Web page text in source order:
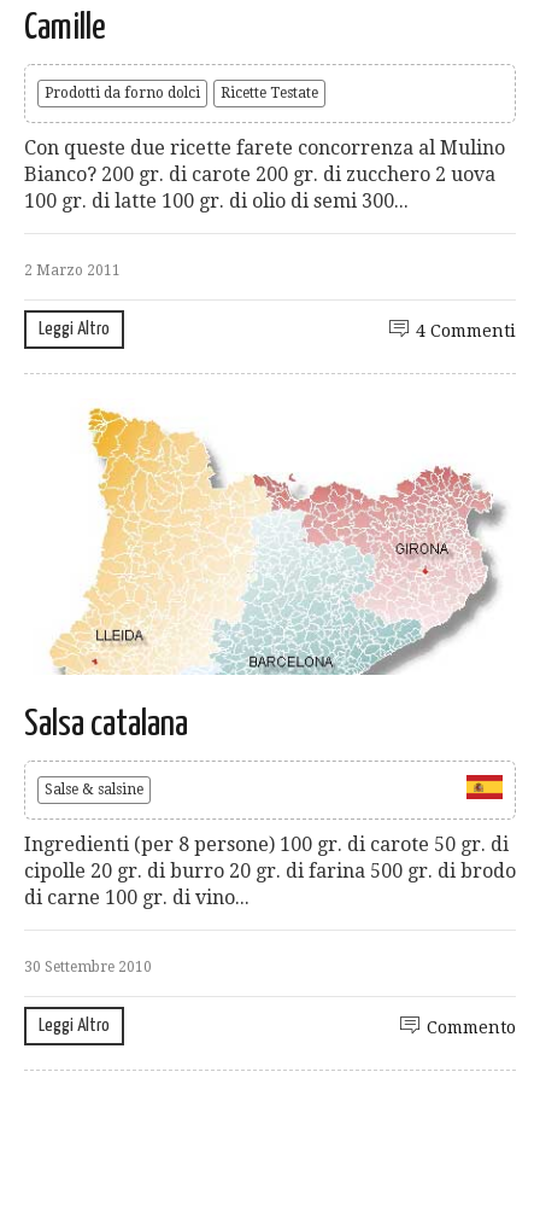
Camille
Prodotti da forno dolci Ricette Testate
Con queste due ricette farete concorrenza al Mulino
Bianco? 200 gr. di carote 200 gr. di zucchero 2 uova
100 gr. di latte 100 gr. di olio di semi 300...
2 Marzo 2011
Leggi Altro 4 Commenti
Salsa catalana
Salse & salsine
Ingredienti (per 8 persone) 100 gr. di carote 50 gr. di
cipolle 20 gr. di burro 20 gr. di farina 500 gr. di brodo
di carne 100 gr. di vino...
30 Settembre 2010
Leggi Altro Commento